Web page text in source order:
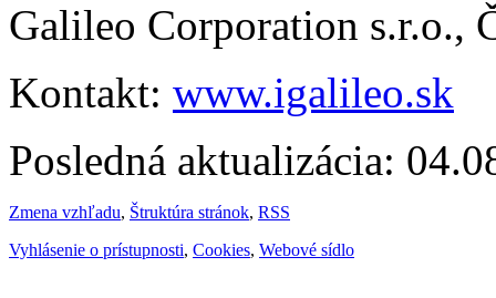
Galileo Corporation s.r.o.,
Kontakt: www.igalileo.sk
Posledná aktualizácia:
Zmena vzhľadu, Štruktúra stránok, RSS
Vyhlásenie o prístupnosti, Cookies, Webové sídlo